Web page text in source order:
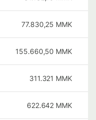
77.830,25 MMK
155.660,50 MMK
311.321 MMK
622.642 MMK